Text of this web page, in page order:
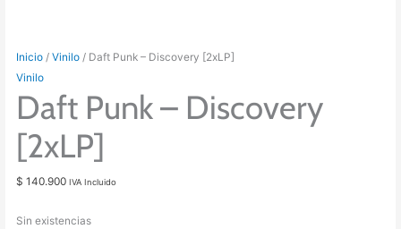
Inicio /Vinilo / Daft Punk – Discovery [2xLP]
Vinilo
Daft Punk – Discovery
[2xLP]
$ 140.900 IVA Incluido
Sin existencias